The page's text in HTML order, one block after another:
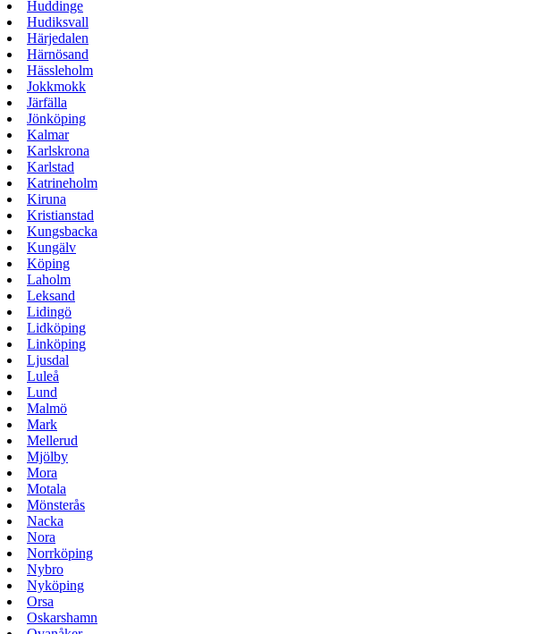
Huddinge
Hudiksvall
Härjedalen
Härnösand
Hässleholm
Jokkmokk
Järfälla
Jönköping
Kalmar
Karlskrona
Karlstad
Katrineholm
Kiruna
Kristianstad
Kungsbacka
Kungälv
Köping
Laholm
Leksand
Lidingö
Lidköping
Linköping
Ljusdal
Luleå
Lund
Malmö
Mark
Mellerud
Mjölby
Mora
Motala
Mönsterås
Nacka
Nora
Norrköping
Nybro
Nyköping
Orsa
Oskarshamn